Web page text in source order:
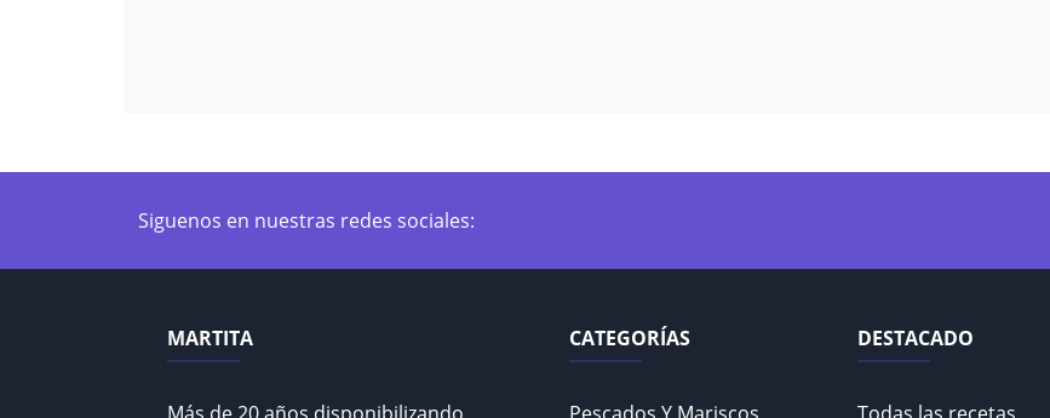
Siguenos en nuestras redes sociales:
MARTITA CATEGORÍAS DESTACADO